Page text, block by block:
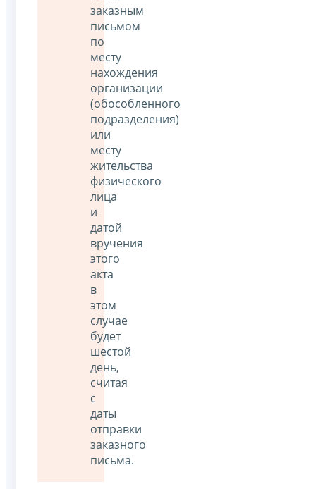
заказным
письмом
по
месту
нахождения
организации
(обособленного
подразделения)
или
месту
жительства
физического
лица
и
датой
вручения
этого
акта
в
этом
случае
будет
шестой
день,
считая
с
даты
отправки
заказного
письма.